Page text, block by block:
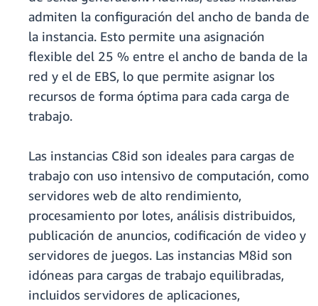
admiten la configuración del ancho de banda de
la instancia. Esto permite una asignación
flexible del 25 % entre el ancho de banda de la
red y el de EBS, lo que permite asignar los
recursos de forma óptima para cada carga de
trabajo.
Las instancias C8id son ideales para cargas de
trabajo con uso intensivo de computación, como
servidores web de alto rendimiento,
procesamiento por lotes, análisis distribuidos,
publicación de anuncios, codificación de video y
servidores de juegos. Las instancias M8id son
idóneas para cargas de trabajo equilibradas,
incluidos servidores de aplicaciones,